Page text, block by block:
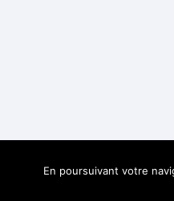
En poursuivant votre